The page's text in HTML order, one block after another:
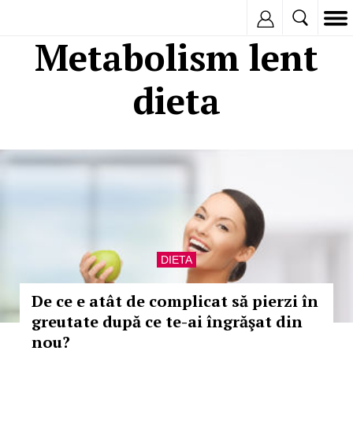
Metabolism lent
dieta
DIETA
De ce e atât de complicat să pierzi în
greutate după ce te-ai îngrăşat din
nou?